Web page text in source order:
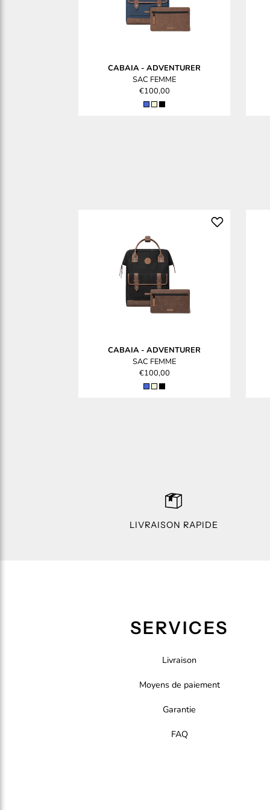
CABAIA- ADVENTURER
SAC FEMME
€100,00
CABAIA- ADVENTURER
SAC FEMME
€100,00
LIVRAISON RAPIDE
SERVICES
Livraison
Moyens de paiement
Garantie
FAQ